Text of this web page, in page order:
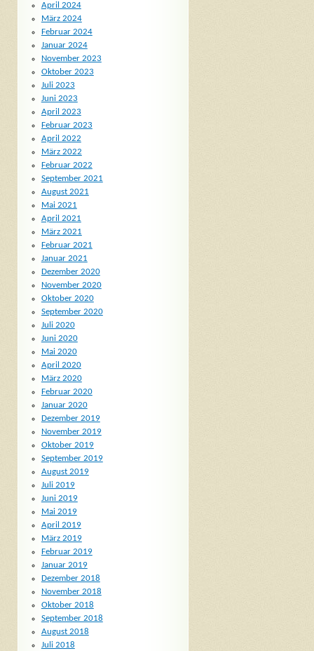
April 2024
März 2024
Februar 2024
Januar 2024
November 2023
Oktober 2023
Juli 2023
Juni 2023
April 2023
Februar 2023
April 2022
März 2022
Februar 2022
September 2021
August 2021
Mai 2021
April 2021
März 2021
Februar 2021
Januar 2021
Dezember 2020
November 2020
Oktober 2020
September 2020
Juli 2020
Juni 2020
Mai 2020
April 2020
März 2020
Februar 2020
Januar 2020
Dezember 2019
November 2019
Oktober 2019
September 2019
August 2019
Juli 2019
Juni 2019
Mai 2019
April 2019
März 2019
Februar 2019
Januar 2019
Dezember 2018
November 2018
Oktober 2018
September 2018
August 2018
Juli 2018